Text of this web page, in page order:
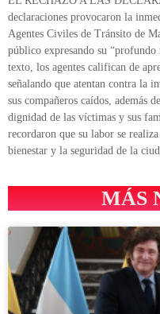
declaraciones provocaron la
Agentes Civiles de Tránsito de
público expresando su
texto, los agentes califican de
señalando que atentan contra la
sus compañeros caídos, además
dignidad de las víctimas y sus
recordaron que su labor se
bienestar y la seguridad de la
MÁS